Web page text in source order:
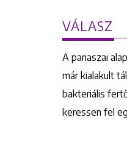
VÁLASZ
A panaszai
már kialakult
bakteriális
keressen fel